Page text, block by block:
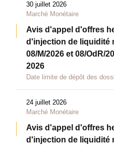
30 juillet 2026
Marché Monétaire
Avis d'appel d'offres
d'injection de liquidité
08/M/2026 et 08/OdR/
2026
Date limite de dépôt des
24 juillet 2026
Marché Monétaire
Avis d'appel d'offres
d'injection de liquidité